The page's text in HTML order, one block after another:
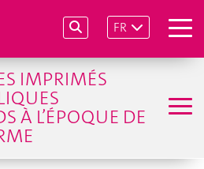
FR
IMPRIMÉS
À L’ÉPOQUE DE